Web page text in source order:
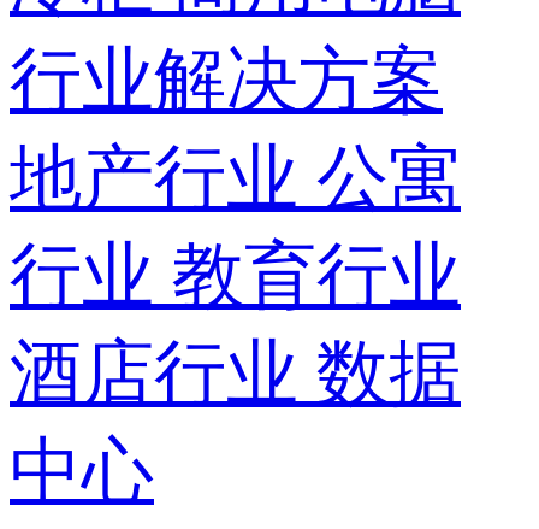
行业解决方案
地产行业 公寓
行业 教育行业
酒店行业 数据
中心